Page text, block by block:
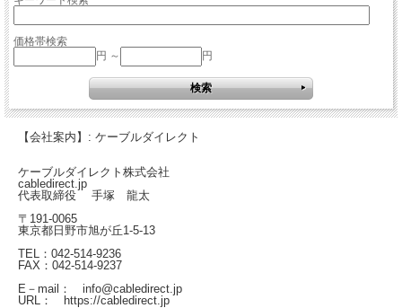
価格帯検索
円 ～
円
【会社案内】: ケーブルダイレクト
ケーブルダイレクト株式会社
cabledirect.jp
代表取締役 手塚 龍太
〒191-0065
東京都日野市旭が丘1-5-13
TEL：042-514-9236
FAX：042-514-9237
E－mail： info@cabledirect.jp
URL： https://cabledirect.jp